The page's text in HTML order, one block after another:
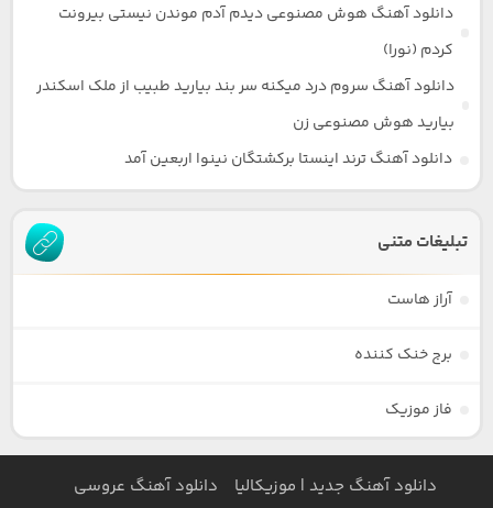
دانلود آهنگ هوش مصنوعی دیدم آدم موندن نیستی بیرونت
کردم (نورا)
دانلود آهنگ سروم درد میکنه سر بند بیارید طبیب از ملک اسکندر
بیارید هوش مصنوعی زن
دانلود آهنگ ترند اینستا برکشتگان نینوا اربعین آمد
تبلیغات متنی
آراز هاست
برج خنک کننده
فاز موزیک
دانلود آهنگ جدید | موزیکالیا
دانلود آهنگ عروسی